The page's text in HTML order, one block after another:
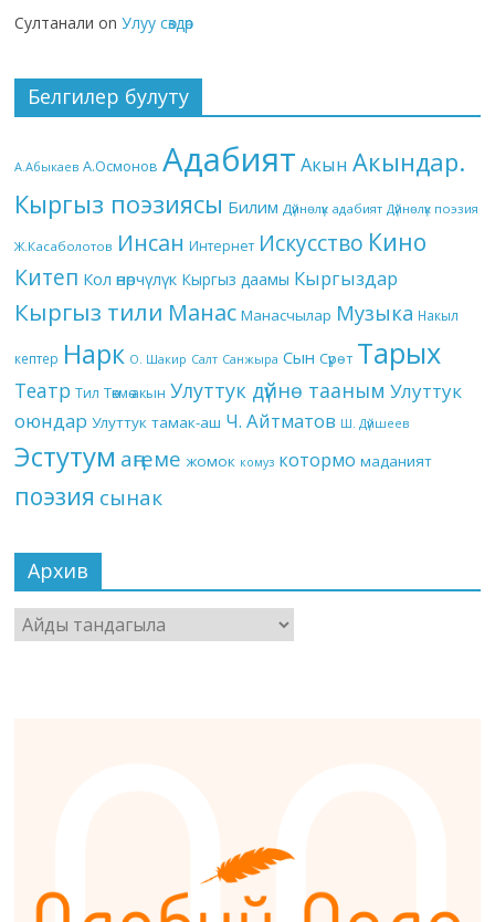
Султанали onУлуу сөздөр
Белгилер булуту
А.Абыкаев А.Осмонов Адабият Акын Акындар.
Кыргыз поэзиясы Билим Дүйнөлүк адабият Дүйнөлүк поэзия
Ж.Касаболотов Инсан Интернет Искусство Кино
Китеп Кол өнөрчүлүк Кыргыз даамы Кыргыздар
Кыргыз тили Манас Манасчылар Музыка Накыл
кептер Нарк О. Шакир Салт Санжыра Сын Сүрөт Тарых
Театр Тил Төкмө акын Улуттук дүйнө тааным Улуттук
оюндар Улуттук тамак-аш Ч. Айтматов Ш. Дүйшеев
Эстутум аңгеме жомок комуз котормо маданият
поэзия сынак
Архив
Архив